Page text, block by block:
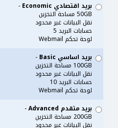
بريد اقتصادي Economic -
50GB مساحة التخزين
نقل البيانات غير محدود
حسابات البريد 5
لوحة تحكم Webmail
بريد اساسي Basic
-
100GB مساحة التخزين
نقل البيانات غير محدود
حسابات البريد 10
لوحة تحكم Webmail
بريد متقدم Advanced
-
200GB مساحة التخزين
نقل البيانات غير محدود